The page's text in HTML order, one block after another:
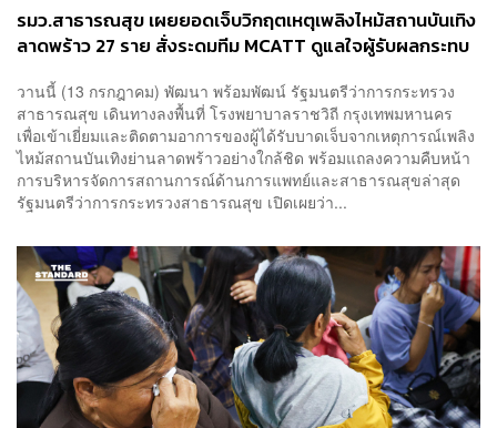
รมว.สาธารณสุข เผยยอดเจ็บวิกฤตเหตุเพลิงไหม้สถานบันเทิง
ลาดพร้าว 27 ราย สั่งระดมทีม MCATT ดูแลใจผู้รับผลกระทบ
วานนี้ (13 กรกฎาคม) พัฒนา พร้อมพัฒน์ รัฐมนตรีว่าการกระทรวง
สาธารณสุข เดินทางลงพื้นที่ โรงพยาบาลราชวิถี กรุงเทพมหานคร
เพื่อเข้าเยี่ยมและติดตามอาการของผู้ได้รับบาดเจ็บจากเหตุการณ์เพลิง
ไหม้สถานบันเทิงย่านลาดพร้าวอย่างใกล้ชิด พร้อมแถลงความคืบหน้า
การบริหารจัดการสถานการณ์ด้านการแพทย์และสาธารณสุขล่าสุด
รัฐมนตรีว่าการกระทรวงสาธารณสุข เปิดเผยว่า...